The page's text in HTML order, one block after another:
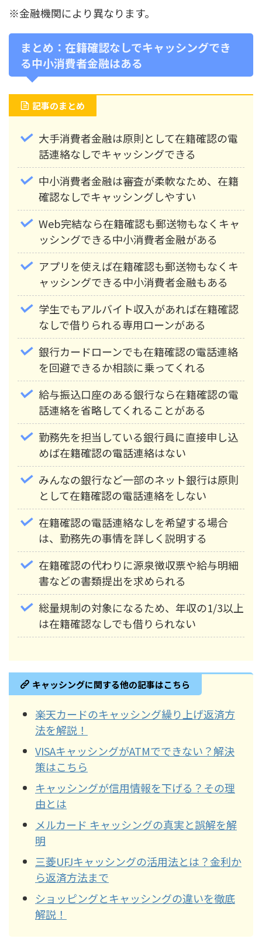
※金融機関により異なります。
まとめ：在籍確認なしでキャッシングでき
る中小消費者金融はある
記事のまとめ
大手消費者金融は原則として在籍確認の電
話連絡なしでキャッシングできる
中小消費者金融は審査が柔軟なため、在籍
確認なしでキャッシングしやすい
Web完結なら在籍確認も郵送物もなくキャ
ッシングできる中小消費者金融がある
アプリを使えば在籍確認も郵送物もなくキ
ャッシングできる中小消費者金融もある
学生でもアルバイト収入があれば在籍確認
なしで借りられる専用ローンがある
銀行カードローンでも在籍確認の電話連絡
を回避できるか相談に乗ってくれる
給与振込口座のある銀行なら在籍確認の電
話連絡を省略してくれることがある
勤務先を担当している銀行員に直接申し込
めば在籍確認の電話連絡はない
みんなの銀行など一部のネット銀行は原則
として在籍確認の電話連絡をしない
在籍確認の電話連絡なしを希望する場合
は、勤務先の事情を詳しく説明する
在籍確認の代わりに源泉徴収票や給与明細
書などの書類提出を求められる
総量規制の対象になるため、年収の1/3以上
は在籍確認なしでも借りられない
キャッシングに関する他の記事はこちら
楽天カードのキャッシング繰り上げ返済方
法を解説！
VISAキャッシングがATMでできない？解決
策はこちら
キャッシングが信用情報を下げる？その理
由とは
メルカード キャッシングの真実と誤解を解
明
三菱UFJキャッシングの活用法とは？金利か
ら返済方法まで
ショッピングとキャッシングの違いを徹底
解説！